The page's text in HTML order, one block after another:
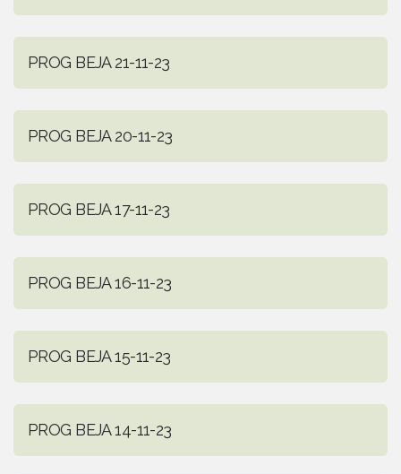
PROG BEJA 21-11-23
PROG BEJA 20-11-23
PROG BEJA 17-11-23
PROG BEJA 16-11-23
PROG BEJA 15-11-23
PROG BEJA 14-11-23